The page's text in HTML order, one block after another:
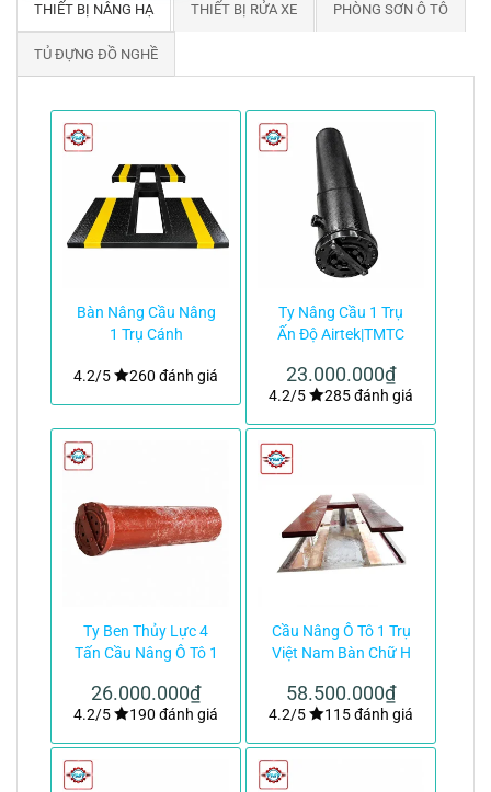
THIẾT BỊ NÂNG HẠ THIẾT BỊ RỬA XE PHÒNG SƠN Ô TÔ
TỦ ĐỰNG ĐỒ NGHỀ
Bàn Nâng Cầu Nâng
1 Trụ Cánh
4.2/5
260 đánh giá
Ty Nâng Cầu 1 Trụ
Ấn Độ Airtek|TMTC
23.000.000₫
4.2/5 285 đánh giá
Ty Ben Thủy Lực 4
Tấn Cầu Nâng Ô Tô 1
26.000.000₫
4.2/5 190 đánh giá
Cầu Nâng Ô Tô 1 Trụ
Việt Nam Bàn Chữ H
58.500.000₫
4.2/5 115 đánh giá